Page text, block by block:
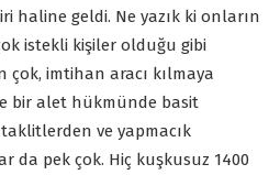
haline geldi. Ne yazık ki onların
istekli kişiler olduğu gibi
çok, imtihan aracı kılmaya
bir alet hükmünde basit
ve yapmacık
da pek çok. Hiç kuşkusuz 1400